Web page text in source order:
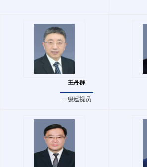
王丹群
一级巡视员